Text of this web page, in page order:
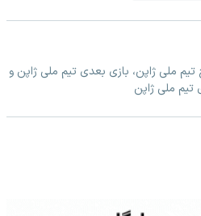
تیم ملی ژاپن، بازی بعدی تیم ملی ژاپن و
تیم ملی ژاپن